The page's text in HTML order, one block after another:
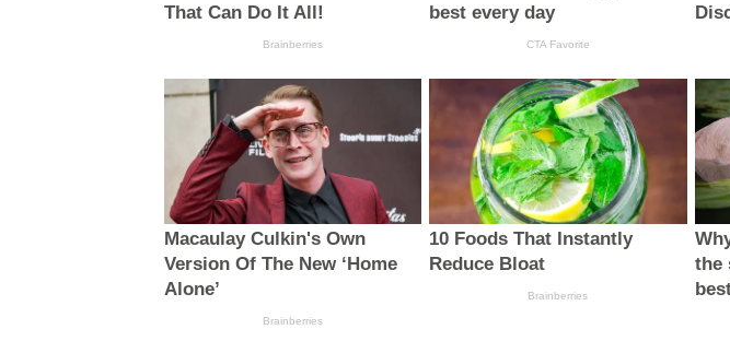
That Can Do It All!
Brainberries
best every day
CTA Favorite
Macaulay Culkin's Own
Version Of The New ‘Home
Alone’
Brainberries
10 Foods That Instantly
Reduce Bloat
Brainberries
the